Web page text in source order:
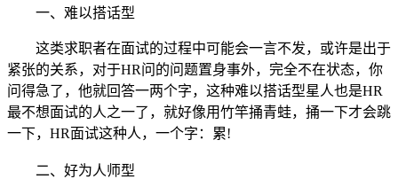
一、 难以搭话型
这类求职者在面试的过程中可能会一言不发，或许是出于
紧张的关系，对于HR问的问题置身事外，完全不在状态，你
问得急了，他就回答一两个字，这种难以搭话型星人也是HR
最不想面试的人之一了，就好像用竹竿捅青蛙，捅一下才会跳
一下，HR面试这种人，一个字：累!
二、 好为人师型